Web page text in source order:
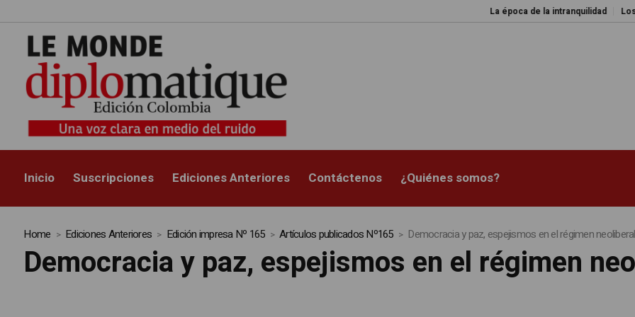
La época de la intranquilidad Los amos del
Inicio Suscripciones Ediciones Anteriores Contáctenos ¿Quiénes somos?
Home Ediciones Anteriores Edición impresa Nº 165 Artículos publicados Nº165 Democracia y paz, espejismos en el régimen neoliberal
Democracia y paz, espejismos en el régimen